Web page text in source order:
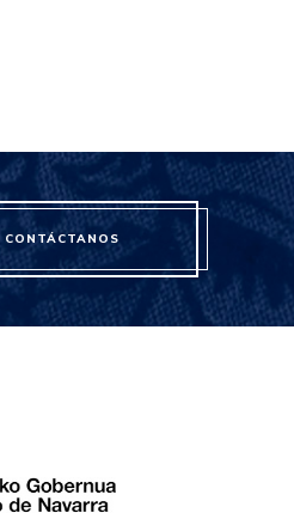
CONTÁCTANOS